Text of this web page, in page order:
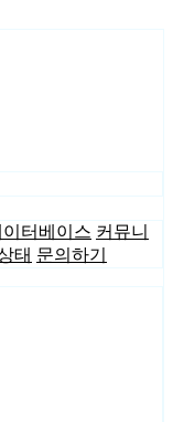
터베이스 커뮤니
태 문의하기